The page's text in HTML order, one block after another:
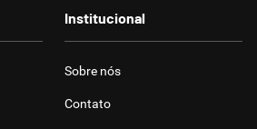
Institucional
Sobre nós
Contato